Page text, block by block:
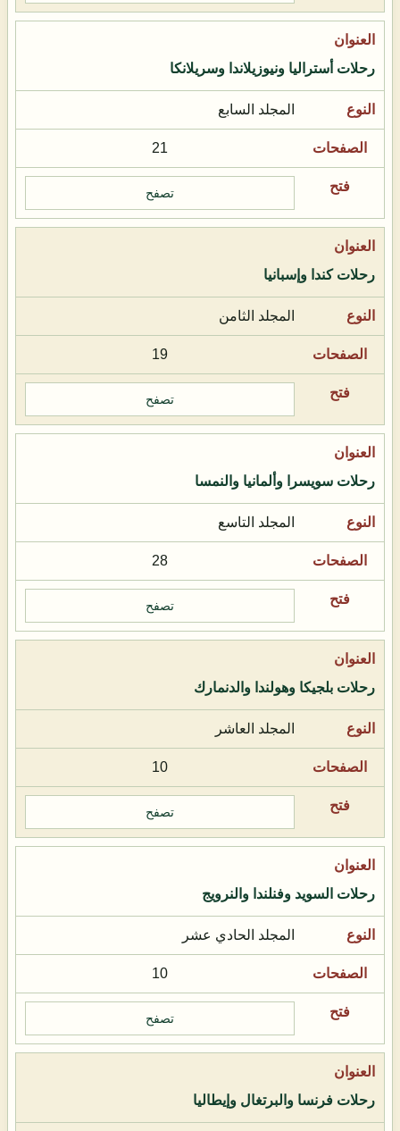
رحلات أستراليا ونيوزيلاندا وسريلانكا
المجلد السابع
21
تصفح
رحلات كندا وإسبانيا
المجلد الثامن
19
تصفح
رحلات سويسرا وألمانيا والنمسا
المجلد التاسع
28
تصفح
رحلات بلجيكا وهولندا والدنمارك
المجلد العاشر
10
تصفح
رحلات السويد وفنلندا والنرويج
المجلد الحادي عشر
10
تصفح
رحلات فرنسا والبرتغال وإيطاليا